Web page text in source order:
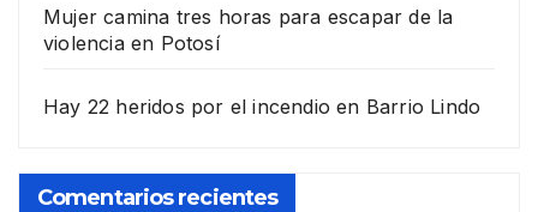
Mujer camina tres horas para escapar de la
violencia en Potosí
Hay 22 heridos por el incendio en Barrio Lindo
Comentarios recientes